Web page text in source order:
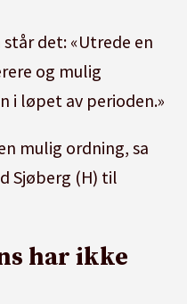
det: «Utrede en
og mulig
løpet av perioden.»
mulig ordning, sa
Sjøberg (H) til
har ikke